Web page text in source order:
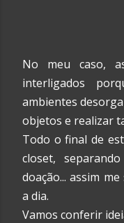
No meu caso,
interligados
ambientes
objetos e realizar
Todo o final de
closet,
doação... assim
a dia.
Vamos conferir